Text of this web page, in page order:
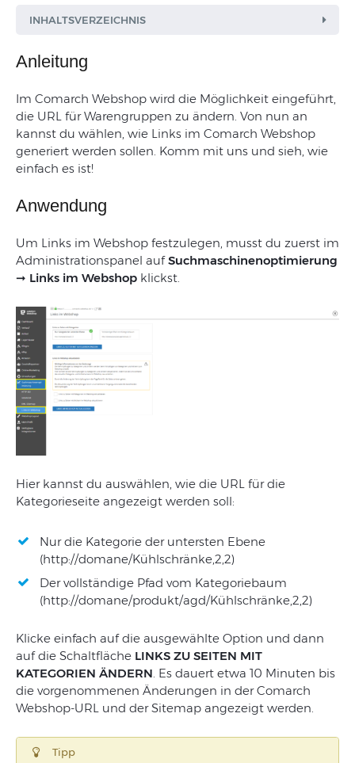
INHALTSVERZEICHNIS
Anleitung
Im Comarch Webshop wird die Möglichkeit eingeführt
die URL für Warengruppen zu ändern Von nun an
kannst du wählen wie Links im Comarch Webshop
generiert werden sollen . Komm mit uns und sieh, wie
einfach es ist!
Anwendung
Um Links im Webshop festzulegen, musst du zuerst im
Administrationspanel aufSuchmaschinenoptimierung
➞ Links im Webshop klickst.
Hier kannst du auswählen, wie die URL für die
Kategorieseite angezeigt werden soll:
Nur die Kategorie der untersten Ebene
(http://domane/Kühlschränke,2,2)
Der vollständige Pfad vom Kategoriebaum
(http://domane/produkt/agd/Kühlschränke,2,2)
Klicke einfach auf die ausgewählte Option und dann
auf die Schaltfläche LINKS ZU SEITEN MIT
KATEGORIEN ÄNDERN. Es dauert etwa 10 Minuten bis
die vorgenommenen Änderungen in der Comarch
Webshop-URL und der Sitemap angezeigt werden.
Tipp